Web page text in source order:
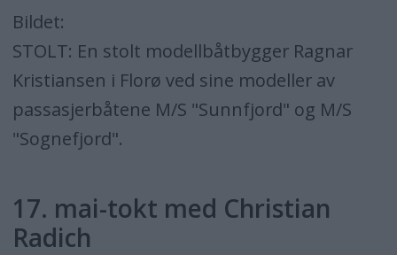
Bildet:
STOLT: En stolt modellbåtbygger Ragnar
Kristiansen i Florø ved sine modeller av
passasjerbåtene M/S "Sunnfjord" og M/S
"Sognefjord".
17. mai-tokt med Christian
Radich